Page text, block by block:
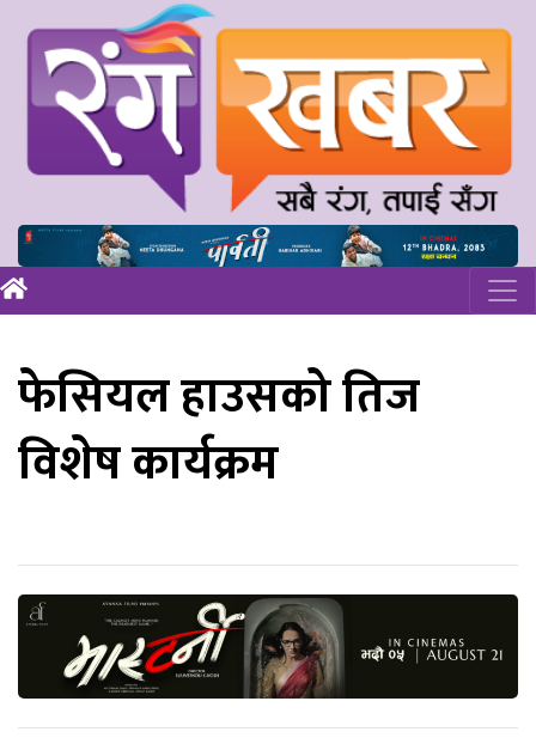
फेसियल हाउसको तिज
विशेष कार्यक्रम